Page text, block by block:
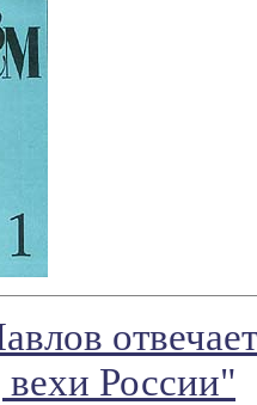
вехи России"